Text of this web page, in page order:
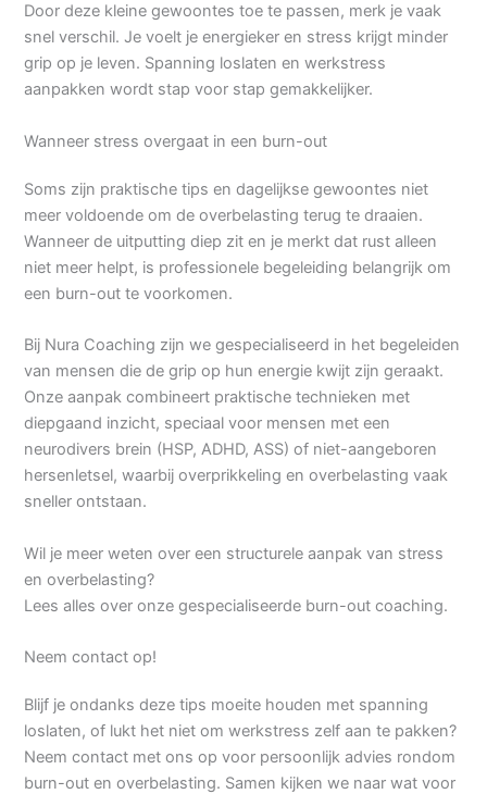
Door deze kleine gewoontes toe te passen, merk je vaak
snel verschil. Je voelt je energieker en stress krijgt minder
grip op je leven. Spanning loslaten en werkstress
aanpakken wordt stap voor stap gemakkelijker.
Wanneer stress overgaat in een burn-out
Soms zijn praktische tips en dagelijkse gewoontes niet
meer voldoende om de overbelasting terug te draaien.
Wanneer de uitputting diep zit en je merkt dat rust alleen
niet meer helpt, is professionele begeleiding belangrijk om
een burn-out te voorkomen.
Bij Nura Coaching zijn we gespecialiseerd in het begeleiden
van mensen die de grip op hun energie kwijt zijn geraakt.
Onze aanpak combineert praktische technieken met
diepgaand inzicht, speciaal voor mensen met een
neurodivers brein (HSP, ADHD, ASS) of niet-aangeboren
hersenletsel, waarbij overprikkeling en overbelasting vaak
sneller ontstaan.
Wil je meer weten over een structurele aanpak van stress
en overbelasting?
Lees alles over onze gespecialiseerde burn-out coaching.
Neem contact op!
Blijf je ondanks deze tips moeite houden met spanning
loslaten, of lukt het niet om werkstress zelf aan te pakken?
Neem contact met ons op voor persoonlijk advies rondom
burn-out en overbelasting. Samen kijken we naar wat voor